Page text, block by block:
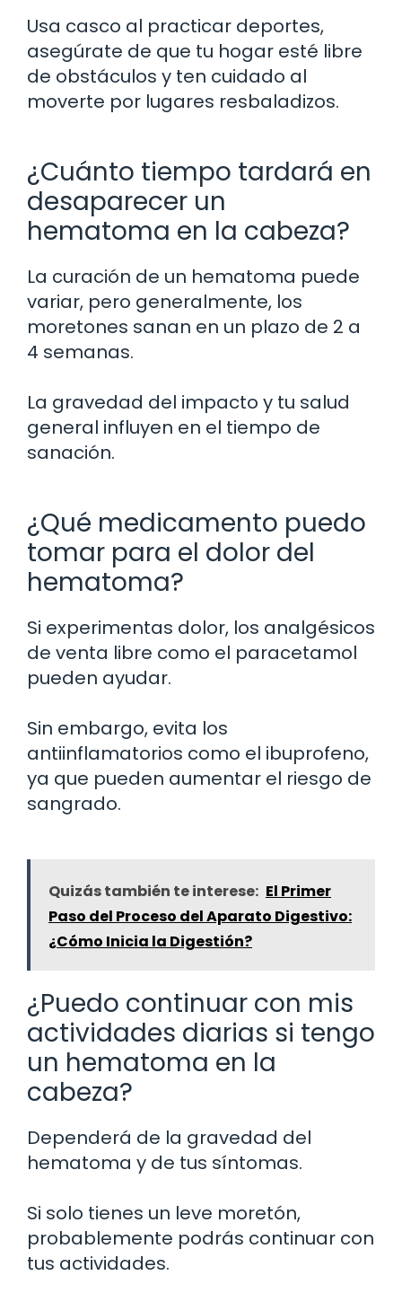
Usa casco al practicar deportes,
asegúrate de que tu hogar esté libre
de obstáculos y ten cuidado al
moverte por lugares resbaladizos.
¿Cuánto tiempo tardará en
desaparecer un
hematoma en la cabeza?
La curación de un hematoma puede
variar, pero generalmente, los
moretones sanan en un plazo de 2 a
4 semanas.
La gravedad del impacto y tu salud
general influyen en el tiempo de
sanación.
¿Qué medicamento puedo
tomar para el dolor del
hematoma?
Si experimentas dolor, los analgésicos
de venta libre como el paracetamol
pueden ayudar.
Sin embargo, evita los
antiinflamatorios como el ibuprofeno,
ya que pueden aumentar el riesgo de
sangrado.
Quizás también te interese: El Primer
Paso del Proceso del Aparato Digestivo:
¿Cómo Inicia la Digestión?
¿Puedo continuar con mis
actividades diarias si tengo
un hematoma en la
cabeza?
Dependerá de la gravedad del
hematoma y de tus síntomas.
Si solo tienes un leve moretón,
probablemente podrás continuar con
tus actividades.